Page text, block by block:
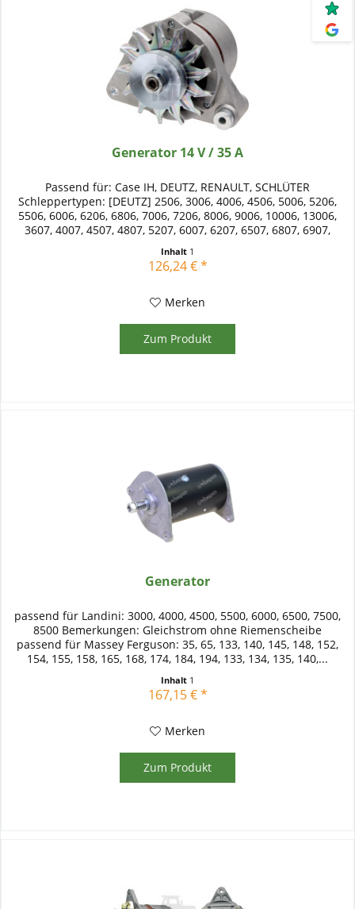
Generator 14 V / 35 A
Passend für: Case IH, DEUTZ, RENAULT, SCHLÜTER
Schleppertypen: [DEUTZ] 2506, 3006, 4006, 4506, 5006, 5206,
5506, 6006, 6206, 6806, 7006, 7206, 8006, 9006, 10006, 13006,
3607, 4007, 4507, 4807, 5207, 6007, 6207, 6507, 6807, 6907,
Inhalt 1
126,24 € *
Merken
Zum Produkt
Generator
passend für Landini: 3000, 4000, 4500, 5500, 6000, 6500, 7500,
8500 Bemerkungen: Gleichstrom ohne Riemenscheibe
passend für Massey Ferguson: 35, 65, 133, 140, 145, 148, 152,
154, 155, 158, 165, 168, 174, 184, 194, 133, 134, 135, 140,...
Inhalt 1
167,15 € *
Merken
Zum Produkt